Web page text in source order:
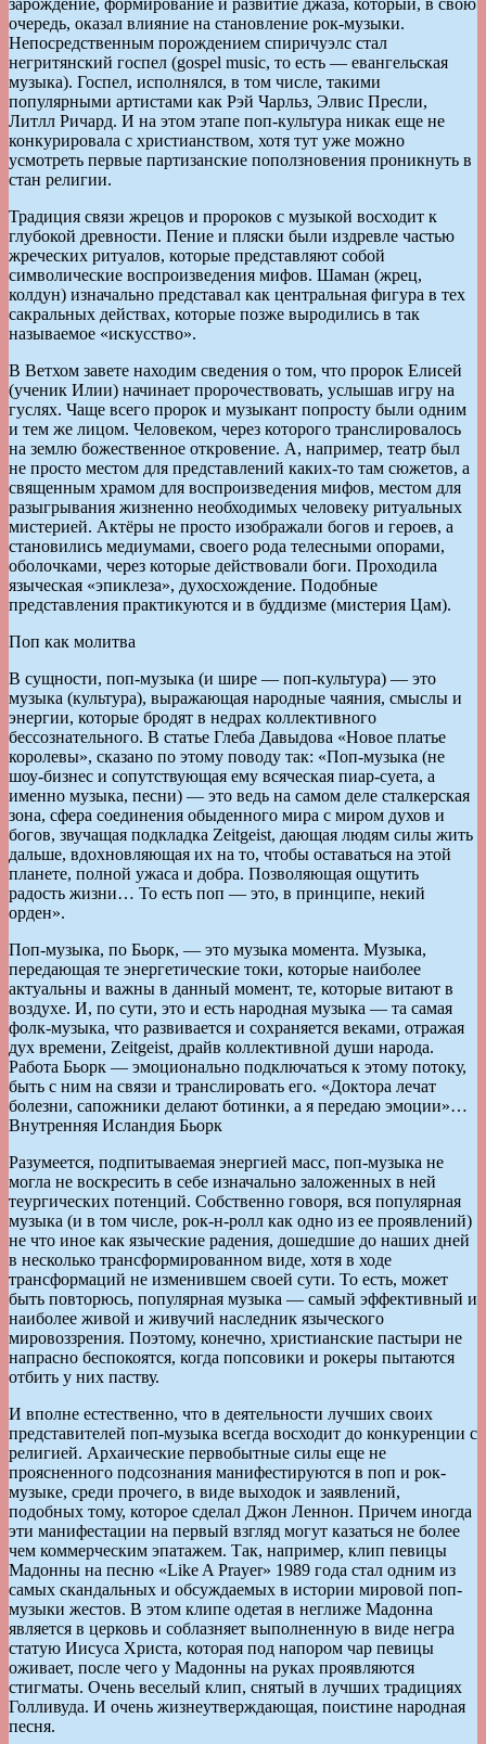
очередь, оказал влияние на становление рок-музыки.
Непосредственным порождением спиричуэлс стал
негритянский госпел (gospel music, то есть — евангельская
музыка). Госпел, исполнялся, в том числе, такими
популярными артистами как Рэй Чарльз, Элвис Пресли,
Литлл Ричард. И на этом этапе поп-культура никак еще не
конкурировала с христианством, хотя тут уже можно
усмотреть первые партизанские поползновения проникнуть в
стан религии.
Традиция связи жрецов и пророков с музыкой восходит к
глубокой древности. Пение и пляски были издревле частью
жреческих ритуалов, которые представляют собой
символические воспроизведения мифов. Шаман (жрец,
колдун) изначально представал как центральная фигура в тех
сакральных действах, которые позже выродились в так
называемое «искусство».
В Ветхом завете находим сведения о том, что пророк Елисей
(ученик Илии) начинает пророчествовать, услышав игру на
гуслях. Чаще всего пророк и музыкант попросту были одним
и тем же лицом. Человеком, через которого транслировалось
на землю божественное откровение. А, например, театр был
не просто местом для представлений каких-то там сюжетов, а
священным храмом для воспроизведения мифов, местом для
разыгрывания жизненно необходимых человеку ритуальных
мистерией. Актёры не просто изображали богов и героев, а
становились медиумами, своего рода телесными опорами,
оболочками, через которые действовали боги. Проходила
языческая «эпиклеза», духосхождение. Подобные
представления практикуются и в буддизме (мистерия Цам).
Поп как молитва
В сущности, поп-музыка (и шире — поп-культура) — это
музыка (культура), выражающая народные чаяния, смыслы и
энергии, которые бродят в недрах коллективного
бессознательного. В статье Глеба Давыдова «Новое платье
королевы», сказано по этому поводу так: «Поп-музыка (не
шоу-бизнес и сопутствующая ему всяческая пиар-суета, а
именно музыка, песни) — это ведь на самом деле сталкерская
зона, сфера соединения обыденного мира с миром духов и
богов, звучащая подкладка Zeitgeist, дающая людям силы жить
дальше, вдохновляющая их на то, чтобы оставаться на этой
планете, полной ужаса и добра. Позволяющая ощутить
радость жизни… То есть поп — это, в принципе, некий
орден».
Поп-музыка, по Бьорк, — это музыка момента. Музыка,
передающая те энергетические токи, которые наиболее
актуальны и важны в данный момент, те, которые витают в
воздухе. И, по сути, это и есть народная музыка — та самая
фолк-музыка, что развивается и сохраняется веками, отражая
дух времени, Zeitgeist, драйв коллективной души народа.
Работа Бьорк — эмоционально подключаться к этому потоку,
быть с ним на связи и транслировать его. «Доктора лечат
болезни, сапожники делают ботинки, а я передаю эмоции»…
Внутренняя Исландия Бьорк
Разумеется, подпитываемая энергией масс, поп-музыка не
могла не воскресить в себе изначально заложенных в ней
теургических потенций. Собственно говоря, вся популярная
музыка (и в том числе, рок-н-ролл как одно из ее проявлений)
не что иное как языческие радения, дошедшие до наших дней
в несколько трансформированном виде, хотя в ходе
трансформаций не изменившем своей сути. То есть, может
быть повторюсь, популярная музыка — самый эффективный и
наиболее живой и живучий наследник языческого
мировоззрения. Поэтому, конечно, христианские пастыри не
напрасно беспокоятся, когда попсовики и рокеры пытаются
отбить у них паству.
И вполне естественно, что в деятельности лучших своих
представителей поп-музыка всегда восходит до конкуренции с
религией. Архаические первобытные силы еще не
проясненного подсознания манифестируются в поп и рок-
музыке, среди прочего, в виде выходок и заявлений,
подобных тому, которое сделал Джон Леннон. Причем иногда
эти манифестации на первый взгляд могут казаться не более
чем коммерческим эпатажем. Так, например, клип певицы
Мадонны на песню «Like A Prayer» 1989 года стал одним из
самых скандальных и обсуждаемых в истории мировой поп-
музыки жестов. В этом клипе одетая в неглиже Мадонна
является в церковь и соблазняет выполненную в виде негра
статую Иисуса Христа, которая под напором чар певицы
оживает, после чего у Мадонны на руках проявляются
стигматы. Очень веселый клип, снятый в лучших традициях
Голливуда. И очень жизнеутверждающая, поистине народная
песня.